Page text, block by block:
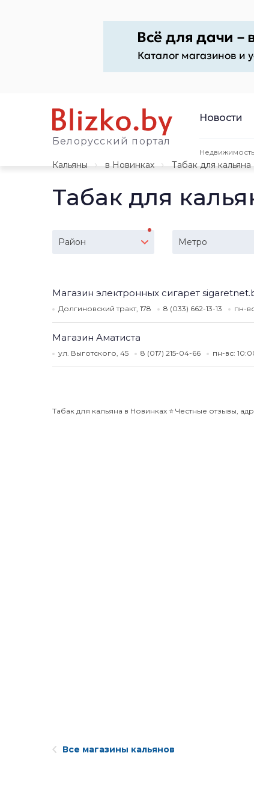
Белорусский портал
Новости
Недвижимость
Кальяны
в Новинках Табак для кальяна
Табак для
Район Метро
Магазин электронных сигарет
Долгиновский тракт, 178 8 (033) 662-13-13 пн-
Магазин Аматиста
ул. Выготского, 45 8 (017) 215-04-66 пн-вс:
Табак для кальяна в Новинках ⭐️ Честные отзывы,
Все магазины кальянов